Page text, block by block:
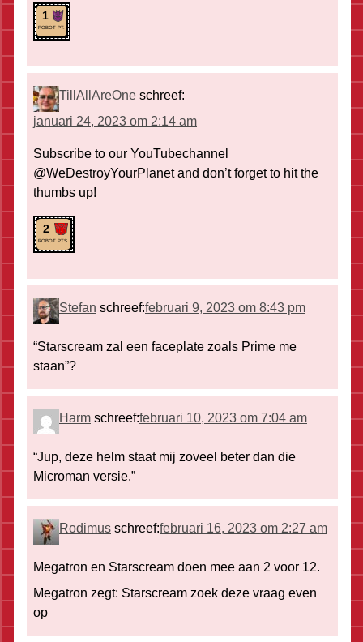
1
ROBOT PT.
TillAllAreOne schreef:
januari 24, 2023 om 2:14 am
Subscribe to our YouTubechannel
@WeDestroyYourPlanet and don’t forget to hit the
thumbs up!
2
ROBOT PTS.
Stefan schreef:februari 9, 2023 om 8:43 pm
“Starscream zal een faceplate zoals Prime me
staan”?
Harm schreef:februari 10, 2023 om 7:04 am
“Jup, deze helm staat mij zoveel beter dan die
Microman versie.”
Rodimus schreef:februari 16, 2023 om 2:27 am
Megatron en Starscream doen mee aan 2 voor 12.
Megatron zegt: Starscream zoek deze vraag even
op